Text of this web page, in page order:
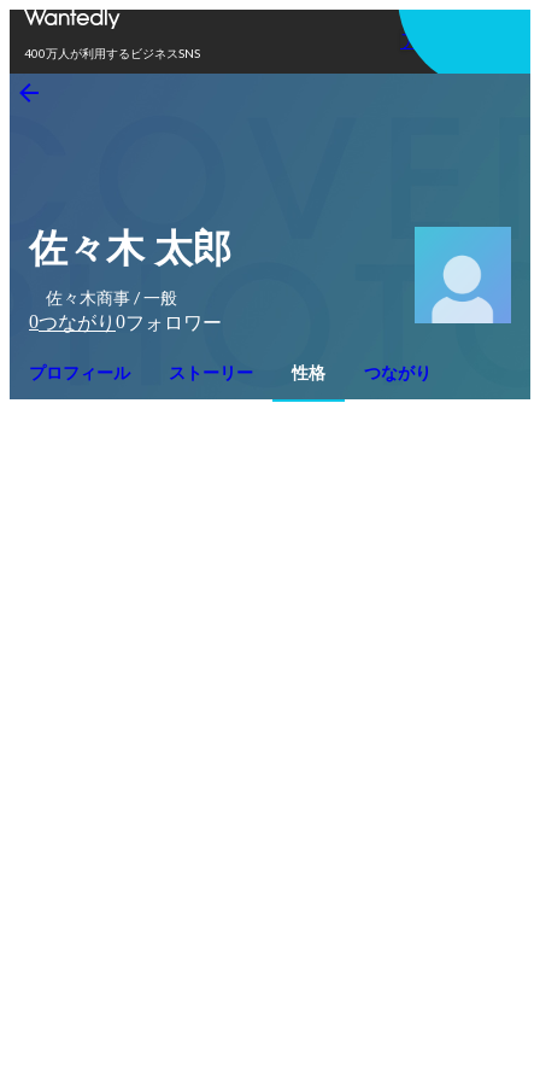
400万人が利用するビジネスSNS
アプリを使う
佐々木 太郎
佐々木商事 / 一般
0つながり 0フォロワー
プロフィール ストーリー 性格 つながり